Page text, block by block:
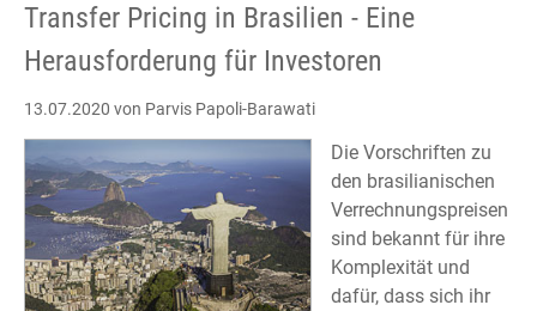
Transfer Pricing in Brasilien - Eine
Herausforderung für Investoren
13.07.2020 von Parvis Papoli-Barawati
Die Vorschriften zu
den brasilianischen
Verrechnungspreisen
sind bekannt für ihre
Komplexität und
dafür, dass sich ihr